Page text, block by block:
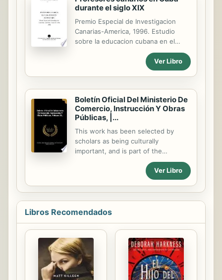
información contenida, el libro,
Absent Friends, ahora ha sido
traducido al español por Irena
Jaroszynska Grocock con nuevo
Británico de Madrid. Constituye un
homenaje no solo a los amigos y
sus anécdotas, sino también ...
durante el siglo XIX
Premio Especial de Investigacion
Canarias-America, 1996. Estudio
sobre la educacion cubana en el
siglo xix y los maestros canarios que
tuvieron influencia especial en ella.
Ver Libro
Boletín Oficial Del Ministerio De
Comercio, Instrucción Y Obras
Públicas, |...
This work has been selected by
scholars as being culturally
important, and is part of the
knowledge base of civilization as we
know it. This work was reproduced
from the original artifact, and
remains as true to the original work
as possible. Therefore, you will see
the original copyright references,
works have been housed in our most
important libraries around the world),
and other notations in the work. This
work is in the public domain in the
United States of America, and
Ver Libro
Libros Recomendados